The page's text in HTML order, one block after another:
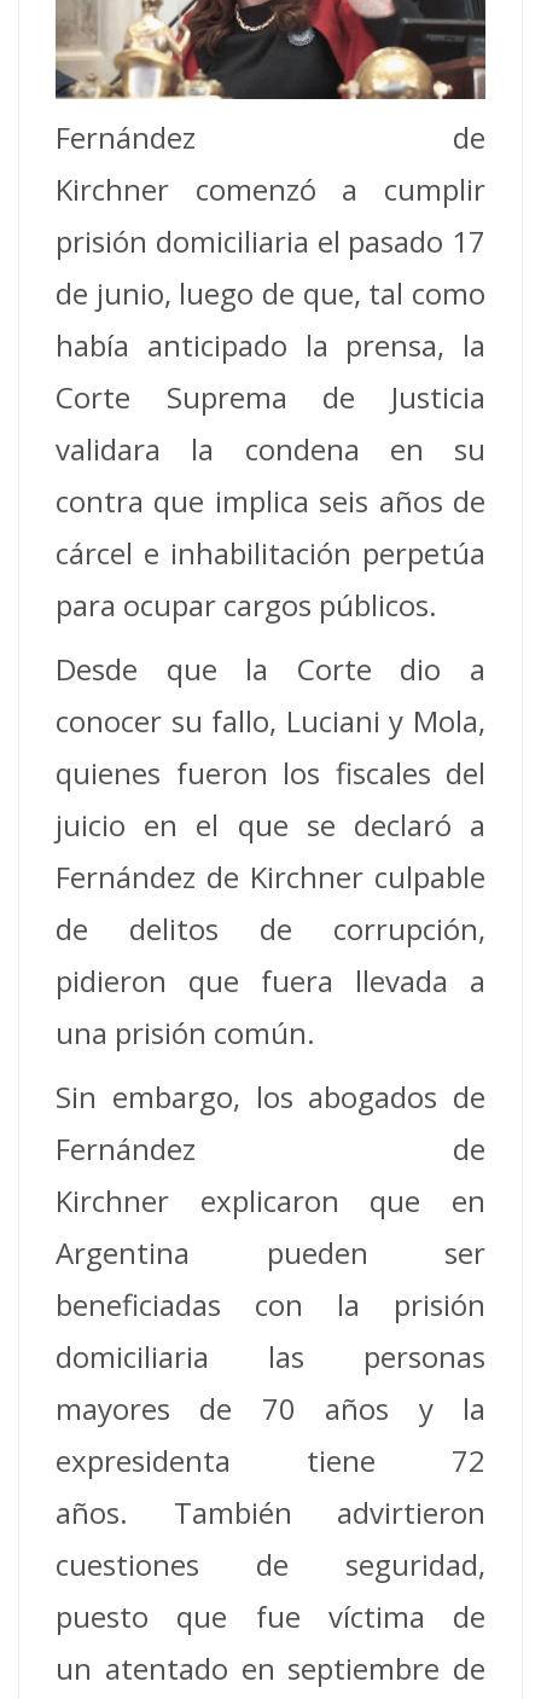
Fernández de
Kirchner comenzó a cumplir
prisión domiciliaria el pasado 17
de junio, luego de que, tal como
había anticipado la prensa, la
Corte Suprema de Justicia
validara la condena en su
contra que implica seis años de
cárcel e inhabilitación perpetúa
para ocupar cargos públicos.
Desde que la Corte dio a
conocer su fallo, Luciani y Mola,
quienes fueron los fiscales del
juicio en el que se declaró a
Fernández de Kirchner culpable
de delitos de corrupción,
pidieron que fuera llevada a
una prisión común.
Sin embargo, los abogados de
Fernández de
Kirchner explicaron que en
Argentina pueden ser
beneficiadas con la prisión
domiciliaria las personas
mayores de 70 años y la
expresidenta tiene 72
años. También advirtieron
cuestiones de seguridad,
puesto que fue víctima de
un atentado en septiembre de